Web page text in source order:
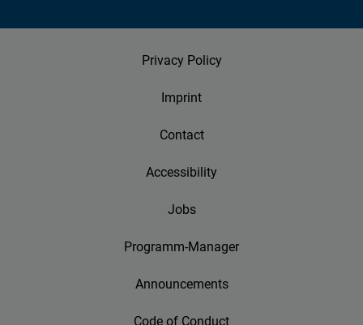
Privacy Policy
Imprint
Contact
Accessibility
Jobs
Programm-Manager
Announcements
Code of Conduct